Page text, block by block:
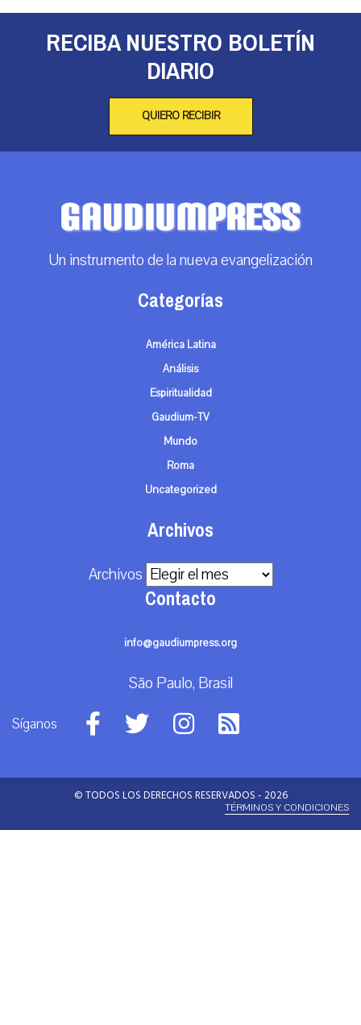
RECIBA NUESTRO BOLETÍN
DIARIO
QUIERO RECIBIR
Un instrumento de la nueva evangelización
Categorías
América Latina
Análisis
Espiritualidad
Gaudium-TV
Mundo
Roma
Uncategorized
Archivos
Archivos
Contacto
info@gaudiumpress.org
São Paulo, Brasil
Síganos
© TODOS LOS DERECHOS RESERVADOS - 2026
TÉRMINOS Y CONDICIONES